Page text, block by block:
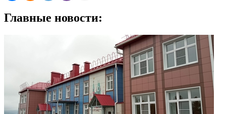
Главные новости: